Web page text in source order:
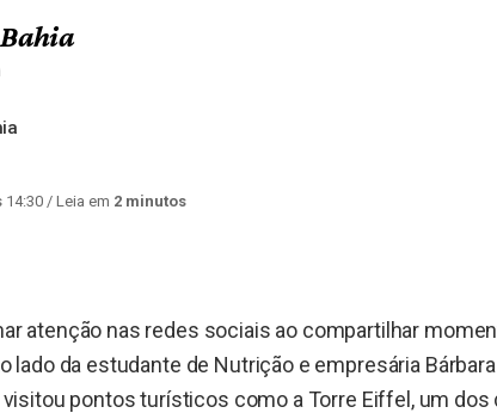
14:30/ Leia em 2 minutos
atenção nas redes sociais ao compartilhar
lado da estudante de Nutrição e empresária
pontos turísticos como a Torre Eiffel, um